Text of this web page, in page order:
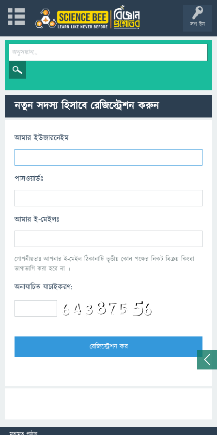
লগ ইন
নতুন সদস্য হিসাবে রেজিস্ট্রেশন করুন
আমার ইউজারনেইম
পাসওয়ার্ডঃ
আমার ই-মেইলঃ
গোপনীয়তাঃ আপনার ই-মেইল ঠিকানাটি তৃতীয় কোন পক্ষের নিকট বিক্রয় কিংবা
ভাগাভাগি করা হবে না ।
অনাযাচিত যাচাইকরণ: